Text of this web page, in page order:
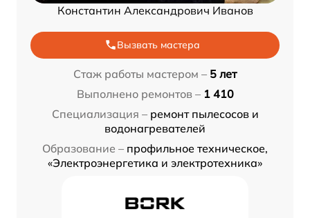
Константин Александрович Иванов
Вызвать мастера
Стаж работы мастером – 5 лет
Выполнено ремонтов – 1 410
Специализация – ремонт пылесосов и
водонагревателей
Образование – профильное техническое,
«Электроэнергетика и электротехника»